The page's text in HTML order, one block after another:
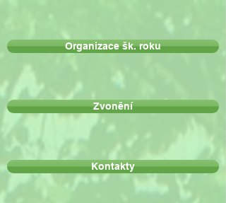
Organizace šk. roku
Zvonění
Kontakty